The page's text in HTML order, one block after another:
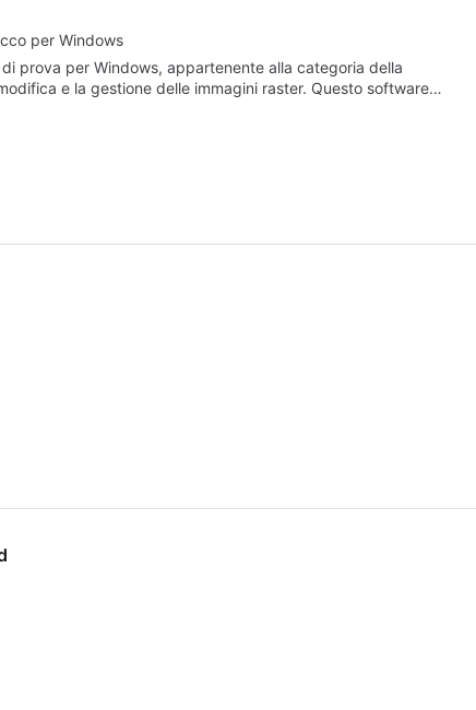
per Windows
prova per Windows, appartenente alla categoria della
e la gestione delle immagini raster. Questo software…